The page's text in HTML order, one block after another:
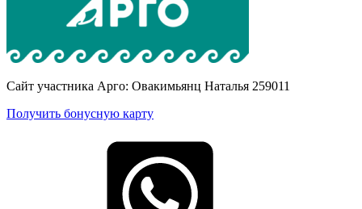
Сайт участника Арго: Овакимьянц Наталья 259011
Получить бонусную карту